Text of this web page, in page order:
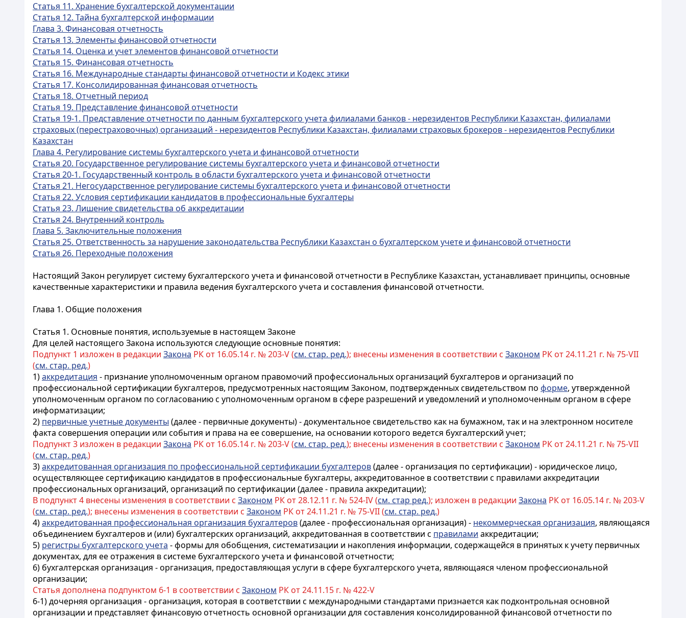
Статья 11. Хранение бухгалтерской документации
Статья 12. Тайна бухгалтерской информации
Глава 3. Финансовая отчетность
Статья 13. Элементы финансовой отчетности
Статья 14. Оценка и учет элементов финансовой отчетности
Статья 15. Финансовая отчетность
Статья 16. Международные стандарты финансовой отчетности и Кодекс этики
Статья 17. Консолидированная финансовая отчетность
Статья 18. Отчетный период
Статья 19. Представление финансовой отчетности
Статья 19-1. Представление отчетности по данным бухгалтерского учета филиалами банков - нерезидентов Республики Казахстан, филиалами
страховых (перестраховочных) организаций - нерезидентов Республики Казахстан, филиалами страховых брокеров - нерезидентов Республики
Казахстан
Глава 4. Регулирование системы бухгалтерского учета и финансовой отчетности
Статья 20. Государственное регулирование системы бухгалтерского учета и финансовой отчетности
Статья 20-1. Государственный контроль в области бухгалтерского учета и финансовой отчетности
Статья 21. Негосударственное регулирование системы бухгалтерского учета и финансовой отчетности
Статья 22. Условия сертификации кандидатов в профессиональные бухгалтеры
Статья 23. Лишение свидетельства об аккредитации
Статья 24. Внутренний контроль
Глава 5. Заключительные положения
Статья 25. Ответственность за нарушение законодательства Республики Казахстан о бухгалтерском учете и финансовой отчетности
Статья 26. Переходные положения
Настоящий Закон регулирует систему бухгалтерского учета и финансовой отчетности в Республике Казахстан, устанавливает принципы, основные
качественные характеристики и правила ведения бухгалтерского учета и составления финансовой отчетности.
Глава 1. Общие положения
Статья 1. Основные понятия, используемые в настоящем Законе
Для целей настоящего Закона используются следующие основные понятия:
Подпункт 1 изложен в редакции Закона РК от 16.05.14 г. № 203-V (см. стар. ред.); внесены изменения в соответствии с Законом РК от 24.11.21 г. № 75-VII
(см. стар. ред.)
1)аккредитация - признание уполномоченным органом правомочий профессиональных организаций бухгалтеров и организаций по
профессиональной сертификации бухгалтеров, предусмотренных настоящим Законом, подтвержденных свидетельством по форме, утвержденной
уполномоченным органом по согласованию с уполномоченным органом в сфере разрешений и уведомлений и уполномоченным органом в сфере
информатизации;
2) первичные учетные документы (далее - первичные документы) - документальное свидетельство как на бумажном, так и на электронном носителе
факта совершения операции или события и права на ее совершение, на основании которого ведется бухгалтерский учет;
Подпункт 3 изложен в редакции Закона РК от 16.05.14 г. № 203-V (см. стар. ред.); внесены изменения в соответствии с Законом РК от 24.11.21 г. № 75-VII
(см. стар. ред.)
3)аккредитованная организация по профессиональной сертификации бухгалтеров(далее - организация по сертификации) - юридическое лицо,
осуществляющее сертификацию кандидатов в профессиональные бухгалтеры, аккредитованное в соответствии с правилами аккредитации
профессиональных организаций, организаций по сертификации (далее - правила аккредитации);
В подпункт 4 внесены изменения в соответствии с Законом РК от 28.12.11 г. № 524-IV (см. стар ред.); изложен в редакции Закона РК от 16.05.14 г. № 203-V
(см. стар. ред.); внесены изменения в соответствии с Законом РК от 24.11.21 г. № 75-VII (см. стар. ред.)
4)аккредитованная профессиональная организация бухгалтеров(далее - профессиональная организация) - некоммерческая организация, являющаяся
объединением бухгалтеров и (или) бухгалтерских организаций, аккредитованная в соответствии с правилами аккредитации;
5) регистры бухгалтерского учета - формы для обобщения, систематизации и накопления информации, содержащейся в принятых к учету первичных
документах, для ее отражения в системе бухгалтерского учета и финансовой отчетности;
6) бухгалтерская организация - организация, предоставляющая услуги в сфере бухгалтерского учета, являющаяся членом профессиональной
организации;
Статья дополнена подпунктом 6-1 в соответствии с Законом РК от 24.11.15 г. № 422-V
6-1) дочерняя организация - организация, которая в соответствии с международными стандартами признается как подконтрольная основной
организации и представляет финансовую отчетность основной организации для составления консолидированной финансовой отчетности по